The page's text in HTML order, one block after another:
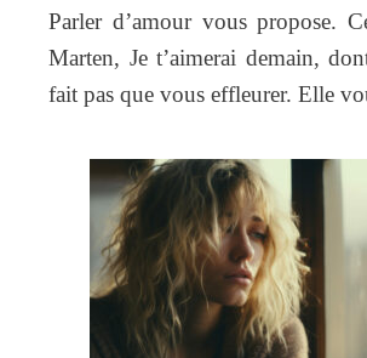
Parler d’amour vous propose.
Marten, Je t’aimerai demain,
fait pas que vous effleurer. Elle